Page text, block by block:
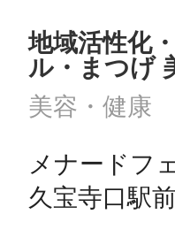
地域活性化
ル・まつげ
美容・健康
メナードフ
久宝寺口駅